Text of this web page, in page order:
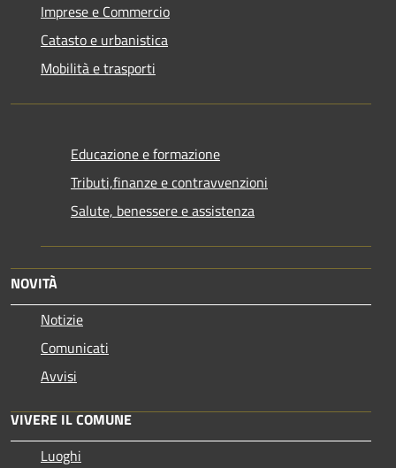
Imprese e Commercio
Catasto e urbanistica
Mobilità e trasporti
Educazione e formazione
Tributi,finanze e contravvenzioni
Salute, benessere e assistenza
NOVITÀ
Notizie
Comunicati
Avvisi
VIVERE IL COMUNE
Luoghi